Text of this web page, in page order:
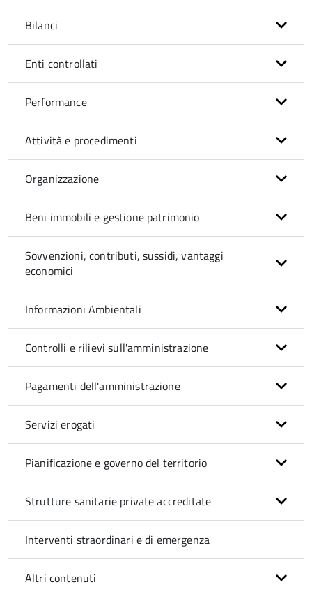
Bilanci
Enti controllati
Performance
Attività e procedimenti
Organizzazione
Beni immobili e gestione patrimonio
Sovvenzioni, contributi, sussidi, vantaggi
economici
Informazioni Ambientali
Controlli e rilievi sull'amministrazione
Pagamenti dell'amministrazione
Servizi erogati
Pianificazione e governo del territorio
Strutture sanitarie private accreditate
Interventi straordinari e di emergenza
Altri contenuti